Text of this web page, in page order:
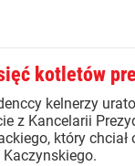
kotletów
kelnerzy
z Kancelarii
który chciał
Kaczynskiego.